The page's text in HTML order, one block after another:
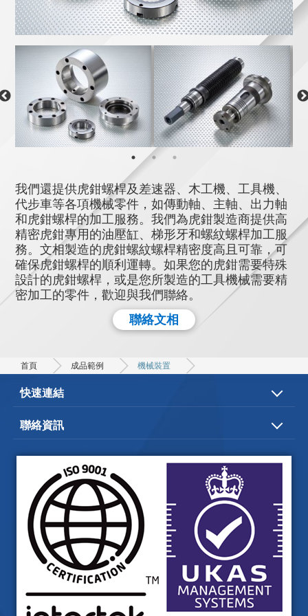
我們還提供虎鉗螺桿及差速器、木工機、工具機、
代步車等各項機械零件，如傳動軸、主軸、出力軸
和虎鉗螺桿的加工服務。我們為虎鉗製造商提供高
精密虎鉗專用的油壓缸、梯形牙和螺紋螺桿加工服
務。文相製造的虎鉗螺紋螺桿精密度高且可靠，可
確保虎鉗螺桿的順利運轉。如果您的虎鉗需要特殊
設計的虎鉗螺桿，或是您所製造的工具機械需要精
密加工的零件，歡迎與我們聯絡。
聯絡文相
首頁 成品範例 機械裝置
快速連結
關於文相
電子型錄
聯絡我們
聯絡資訊
台中市神岡區大明路220-2 號
+886-4-2524-2819-20
+886-4-2528-0491
wenh.siang@msa.hinet.net